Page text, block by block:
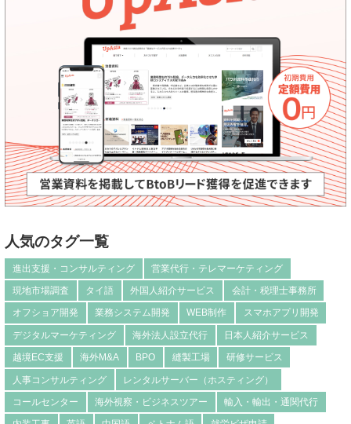
人気のタグ一覧
進出支援・コンサルティング 営業代行・テレマーケティング
現地市場調査 タイ語 外国人紹介サービス 会計・税理士事務所
オフショア開発 業務システム開発 WEB制作 スマホアプリ開発
デジタルマーケティング 海外法人設立代行 日本人紹介サービス
越境EC支援 海外M&A BPO 縫製工場 研修サービス
人事コンサルティング レンタルサーバー（ホスティング）
コールセンター 海外視察・ビジネスツアー 輸入・輸出・通関代行